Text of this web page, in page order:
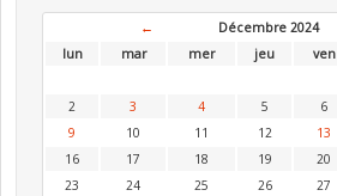
← Décembre 2024
lun
mar mer jeu ven
2
3 4 5 6
9
10 11 12 13
16
17 18 19 20
23
24 25 26 27